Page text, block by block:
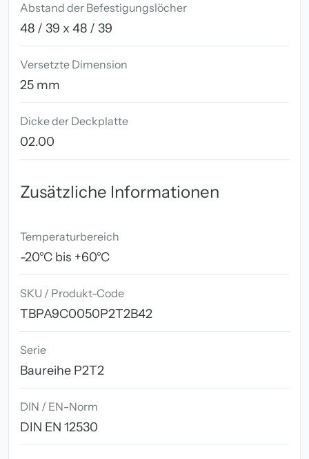
Abstand der Befestigungslöcher
48 / 39 x 48 / 39
Versetzte Dimension
25 mm
Dicke der Deckplatte
02.00
Zusätzliche Informationen
Temperaturbereich
-20°C bis +60°C
SKU / Produkt-Code
TBPA9C0050P2T2B42
Serie
Baureihe P2T2
DIN / EN-Norm
DIN EN 12530